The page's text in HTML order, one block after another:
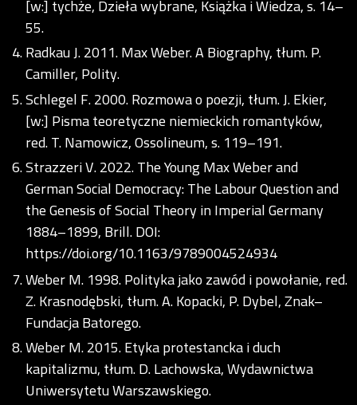
[w:] tychże, Dzieła wybrane, Książka i Wiedza, s. 14–
55.
Radkau J. 2011. Max Weber. A Biography, tłum. P.
Camiller, Polity.
Schlegel F. 2000. Rozmowa o poezji, tłum. J. Ekier,
[w:] Pisma teoretyczne niemieckich romantyków,
red. T. Namowicz, Ossolineum, s. 119–191.
Strazzeri V. 2022. The Young Max Weber and
German Social Democracy: The Labour Question and
the Genesis of Social Theory in Imperial Germany
1884–1899, Brill. DOI:
https://doi.org/10.1163/9789004524934
Weber M. 1998. Polityka jako zawód i powołanie, red.
Z. Krasnodębski, tłum. A. Kopacki, P. Dybel, Znak–
Fundacja Batorego.
Weber M. 2015. Etyka protestancka i duch
kapitalizmu, tłum. D. Lachowska, Wydawnictwa
Uniwersytetu Warszawskiego.